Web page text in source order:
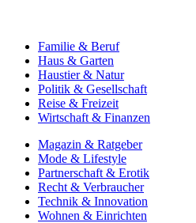
Familie & Beruf
Haus & Garten
Haustier & Natur
Politik & Gesellschaft
Reise & Freizeit
Wirtschaft & Finanzen
Magazin & Ratgeber
Mode & Lifestyle
Partnerschaft & Erotik
Recht & Verbraucher
Technik & Innovation
Wohnen & Einrichten